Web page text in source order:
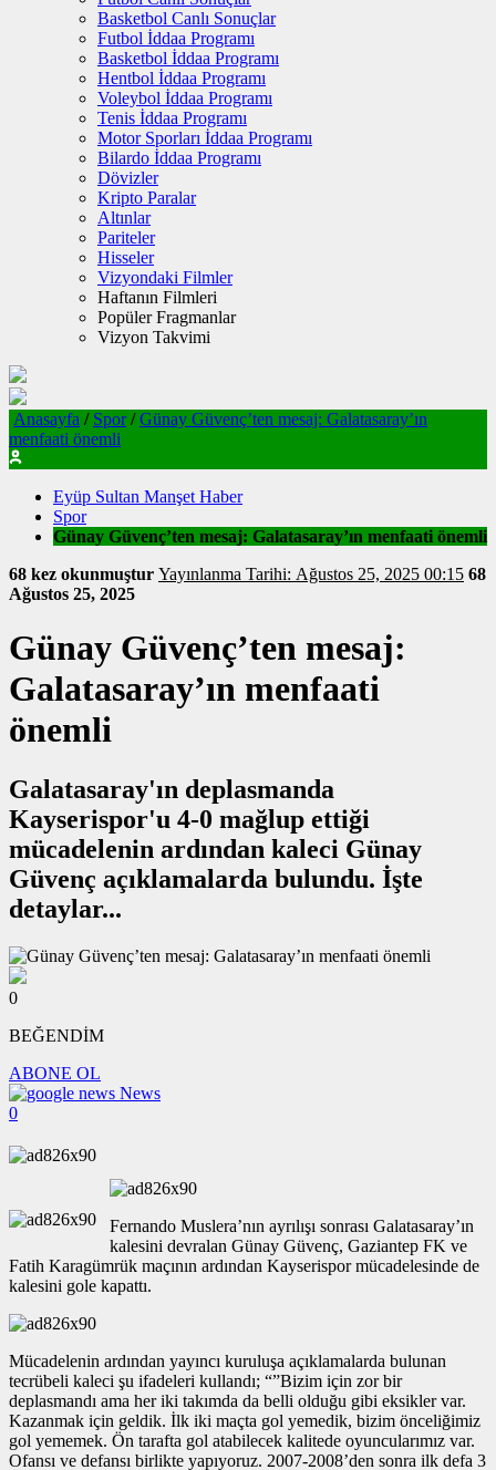
Basketbol Canlı Sonuçlar
Futbol İddaa Programı
Basketbol İddaa Programı
Hentbol İddaa Programı
Voleybol İddaa Programı
Tenis İddaa Programı
Motor Sporları İddaa Programı
Bilardo İddaa Programı
Dövizler
Kripto Paralar
Altınlar
Pariteler
Hisseler
Vizyondaki Filmler
Haftanın Filmleri
Popüler Fragmanlar
Vizyon Takvimi
Anasayfa / Spor / Günay Güvenç’ten mesaj: Galatasaray’ın
menfaati önemli
Eyüp Sultan Manşet Haber
Spor
Günay Güvenç’ten mesaj: Galatasaray’ın menfaati önemli
68 kez okunmuştur
Yayınlanma Tarihi: Ağustos 25, 2025 00:15 68
Ağustos 25, 2025
Günay Güvenç’ten mesaj:
Galatasaray’ın menfaati
önemli
Galatasaray'ın deplasmanda
Kayserispor'u 4-0 mağlup ettiği
mücadelenin ardından kaleci Günay
Güvenç açıklamalarda bulundu. İşte
detaylar...
0
BEĞENDİM
ABONE OL
News
0
Fernando Muslera’nın ayrılışı sonrası Galatasaray’ın
kalesini devralan Günay Güvenç, Gaziantep FK ve
Fatih Karagümrük maçının ardından Kayserispor mücadelesinde de
kalesini gole kapattı.
Mücadelenin ardından yayıncı kuruluşa açıklamalarda bulunan
tecrübeli kaleci şu ifadeleri kullandı; “”Bizim için zor bir
deplasmandı ama her iki takımda da belli olduğu gibi eksikler var.
Kazanmak için geldik. İlk iki maçta gol yemedik, bizim önceliğimiz
gol yememek. Ön tarafta gol atabilecek kalitede oyuncularımız var.
Ofansı ve defansı birlikte yapıyoruz. 2007-2008’den sonra ilk defa 3